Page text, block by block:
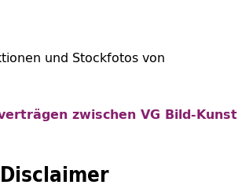
und Stockfotos von
zwischen VG Bild-Kunst